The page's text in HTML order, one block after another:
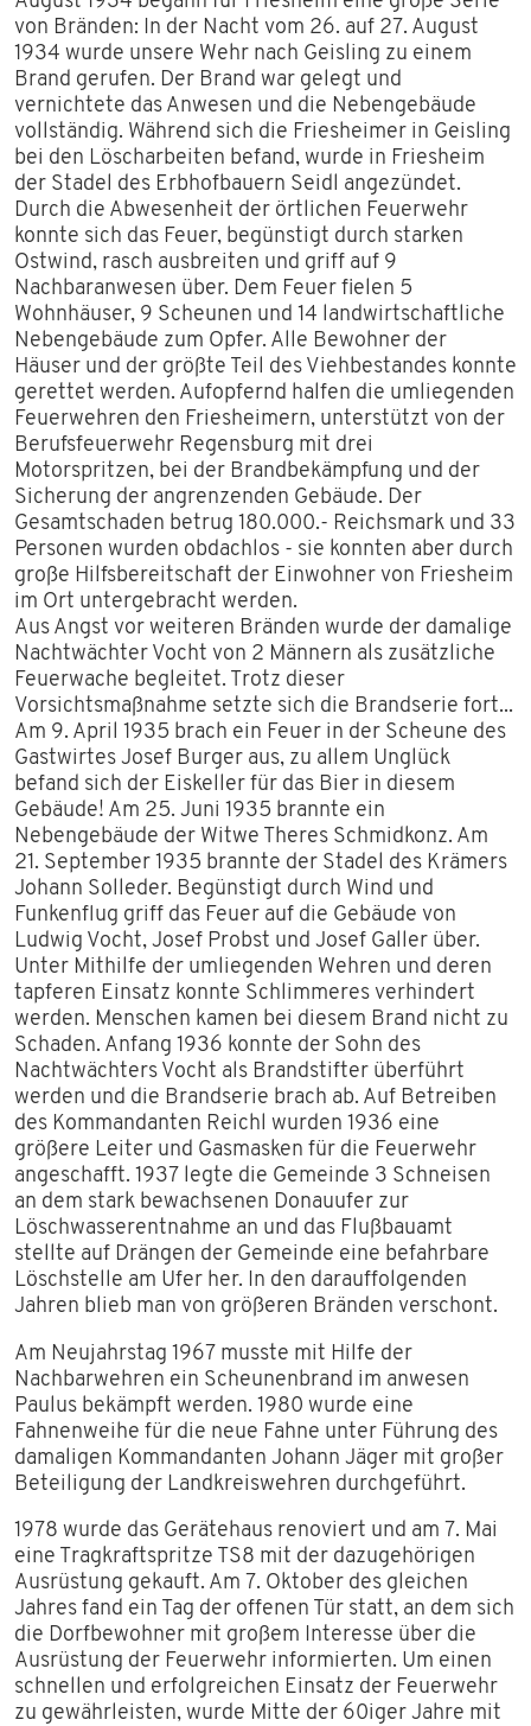
von Bränden: In der Nacht vom 26. auf 27. August
1934 wurde unsere Wehr nach Geisling zu einem
Brand gerufen. Der Brand war gelegt und
vernichtete das Anwesen und die Nebengebäude
vollständig. Während sich die Friesheimer in Geisling
bei den Löscharbeiten befand, wurde in Friesheim
der Stadel des Erbhofbauern Seidl angezündet.
Durch die Abwesenheit der örtlichen Feuerwehr
konnte sich das Feuer, begünstigt durch starken
Ostwind, rasch ausbreiten und griff auf 9
Nachbaranwesen über. Dem Feuer fielen 5
Wohnhäuser, 9 Scheunen und 14 landwirtschaftliche
Nebengebäude zum Opfer. Alle Bewohner der
Häuser und der größte Teil des Viehbestandes konnte
gerettet werden. Aufopfernd halfen die umliegenden
Feuerwehren den Friesheimern, unterstützt von der
Berufsfeuerwehr Regensburg mit drei
Motorspritzen, bei der Brandbekämpfung und der
Sicherung der angrenzenden Gebäude. Der
Gesamtschaden betrug 180.000.- Reichsmark und 33
Personen wurden obdachlos - sie konnten aber durch
große Hilfsbereitschaft der Einwohner von Friesheim
im Ort untergebracht werden.
Aus Angst vor weiteren Bränden wurde der damalige
Nachtwächter Vocht von 2 Männern als zusätzliche
Feuerwache begleitet. Trotz dieser
Vorsichtsmaßnahme setzte sich die Brandserie fort...
Am 9. April 1935 brach ein Feuer in der Scheune des
Gastwirtes Josef Burger aus, zu allem Unglück
befand sich der Eiskeller für das Bier in diesem
Gebäude! Am 25. Juni 1935 brannte ein
Nebengebäude der Witwe Theres Schmidkonz. Am
21. September 1935 brannte der Stadel des Krämers
Johann Solleder. Begünstigt durch Wind und
Funkenflug griff das Feuer auf die Gebäude von
Ludwig Vocht, Josef Probst und Josef Galler über.
Unter Mithilfe der umliegenden Wehren und deren
tapferen Einsatz konnte Schlimmeres verhindert
werden. Menschen kamen bei diesem Brand nicht zu
Schaden. Anfang 1936 konnte der Sohn des
Nachtwächters Vocht als Brandstifter überführt
werden und die Brandserie brach ab. Auf Betreiben
des Kommandanten Reichl wurden 1936 eine
größere Leiter und Gasmasken für die Feuerwehr
angeschafft. 1937 legte die Gemeinde 3 Schneisen
an dem stark bewachsenen Donauufer zur
Löschwasserentnahme an und das Flußbauamt
stellte auf Drängen der Gemeinde eine befahrbare
Löschstelle am Ufer her. In den darauffolgenden
Jahren blieb man von größeren Bränden verschont.
Am Neujahrstag 1967 musste mit Hilfe der
Nachbarwehren ein Scheunenbrand im anwesen
Paulus bekämpft werden. 1980 wurde eine
Fahnenweihe für die neue Fahne unter Führung des
damaligen Kommandanten Johann Jäger mit großer
Beteiligung der Landkreiswehren durchgeführt.
1978 wurde das Gerätehaus renoviert und am 7. Mai
eine Tragkraftspritze TS8 mit der dazugehörigen
Ausrüstung gekauft. Am 7. Oktober des gleichen
Jahres fand ein Tag der offenen Tür statt, an dem sich
die Dorfbewohner mit großem Interesse über die
Ausrüstung der Feuerwehr informierten. Um einen
schnellen und erfolgreichen Einsatz der Feuerwehr
zu gewährleisten, wurde Mitte der 60iger Jahre mit